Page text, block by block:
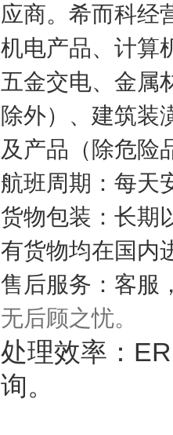
应商。希而科经
机电产品、计算
五金交电、金属
除外）、建筑装
及产品（除危险
航班周期：每天
货物包装：长期
有货物均在国内
售后服务：客服
无后顾之忧。
处理效率：
询。